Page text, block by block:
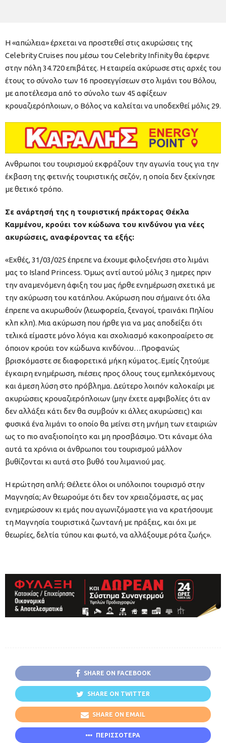
Η «απώλεια» έρχεται να προστεθεί στις ακυρώσεις της
Celebrity Cruises που μέσω του Celebrity Infinity θα έφερνε
στην πόλη 34.720 επιβάτες. Η εταιρεία ακύρωσε στις αρχές του
έτους το σύνολο των 16 προσεγγίσεων στο λιμάνι του Βόλου,
με αποτέλεσμα από το σύνολο των 45 αφίξεων
κρουαζιερόπλοιων, ο Βόλος να καλείται να υποδεχθεί μόλις 29.
Ανθρωποι του τουρισμού εκφράζουν την αγωνία τους για την
έκβαση της φετινής τουριστικής σεζόν, η οποία δεν ξεκίνησε
με θετικό τρόπο.
Σε ανάρτησή της η τουριστική πράκτορας Θέκλα
Καμμένου, κρούει τον κώδωνα του κινδύνου για νέες
ακυρώσεις, αναφέροντας τα εξής:
«Εχθές, 31/03/025 έπρεπε να έχουμε φιλοξενήσει στο λιμάνι
μας το Island Princess. Όμως αντί αυτού μόλις 3 ημερες πριν
την αναμενόμενη άφιξη του μας ήρθε ενημέρωση σχετικά με
την ακύρωση του κατάπλου. Ακύρωση που σήμαινε ότι όλα
έπρεπε να ακυρωθούν (λεωφορεία, ξεναγοί, τραινάκι Πηλίου
κλπ κλπ). Μια ακύρωση που ήρθε για να μας αποδείξει ότι
τελικά είμαστε μόνο λόγια και σχολιασμό κακοπροαίρετο σε
όποιον κρούει τον κώδωνα κινδύνου…Προφανώς
βρισκόμαστε σε διαφορετικά μήκη κύματος..Εμείς ζητούμε
έγκαιρη ενημέρωση, πιέσεις προς όλους τους εμπλεκόμενους
και άμεση λύση στο πρόβλημα. Δεύτερο λοιπόν καλοκαίρι με
ακυρώσεις κρουαζιερόπλοιων (μην έχετε αμφιβολίες ότι αν
δεν αλλάξει κάτι δεν θα συμβούν κι άλλες ακυρώσεις) και
φυσικά ένα λιμάνι το οποίο θα μείνει στη μνήμη των εταιριών
ως το πιο αναξιοποίητο και μη προσβάσιμο. Ότι κάναμε όλα
αυτά τα χρόνια οι άνθρωποι του τουρισμού μάλλον
βυθίζονται κι αυτά στο βυθό του λιμανιού μας.
Η ερώτηση απλή: Θέλετε όλοι οι υπόλοιποι τουρισμό στην
Μαγνησία; Αν θεωρούμε ότι δεν τον χρειαζόμαστε, ας μας
ενημερώσουν κι εμάς που αγωνιζόμαστε για να κρατήσουμε
τη Μαγνησία τουριστικά ζωντανή με πράξεις, και όχι με
θεωρίες, δελτία τύπου και φωτό, να αλλάξουμε ρότα ζωής».
SHARE ON FACEBOOK
SHARE ON TWITTER
SHARE ON EMAIL
ΠΕΡΙΣΣΟΤΕΡΑ